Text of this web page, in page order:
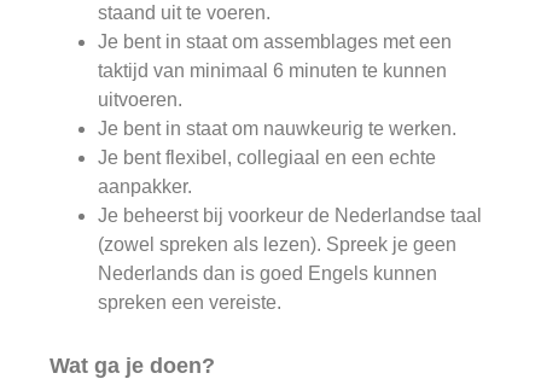
staand uit te voeren.
Je bent in staat om assemblages met een
taktijd van minimaal 6 minuten te kunnen
uitvoeren.
Je bent in staat om nauwkeurig te werken.
Je bent flexibel, collegiaal en een echte
aanpakker.
Je beheerst bij voorkeur de Nederlandse taal
(zowel spreken als lezen). Spreek je geen
Nederlands dan is goed Engels kunnen
spreken een vereiste.
Wat ga je doen?